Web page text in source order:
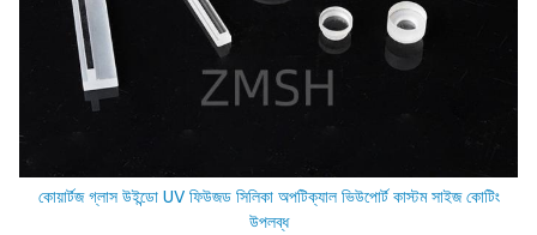
কোয়ার্টজ গ্লাস উইন্ডো UV ফিউজড সিলিকা অপটিক্যাল ভিউপোর্ট কাস্টম সাইজ কোটিং
উপলব্ধ